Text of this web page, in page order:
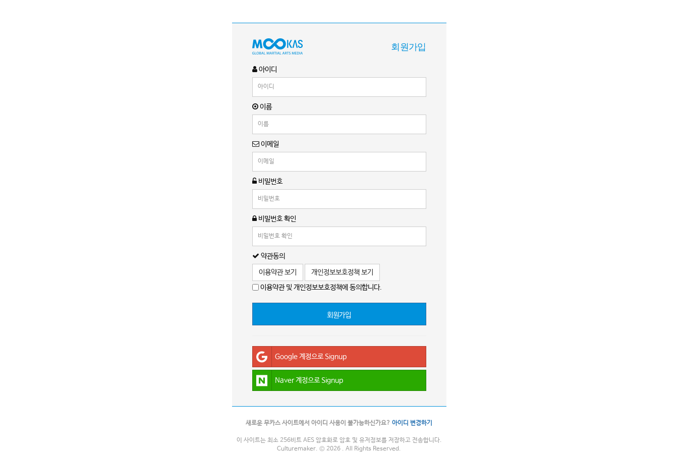
회원가입
아이디
이름
이메일
비밀번호
비밀번호 확인
약관동의
이용약관 보기
개인정보보호정책 보기
이용약관 및 개인정보보호정책에 동의합니다.
회원가입
Google 계정으로 Signup
Naver 계정으로 Signup
새로운 무카스 사이트에서 아이디 사용이 불가능하신가요? 아이디 변경하기
이 사이트는 최소 256비트 AES 암호화로 암호 및 유저정보를 저장하고 전송합니다.
Culturemaker. © 2026 . All Rights Reserved.